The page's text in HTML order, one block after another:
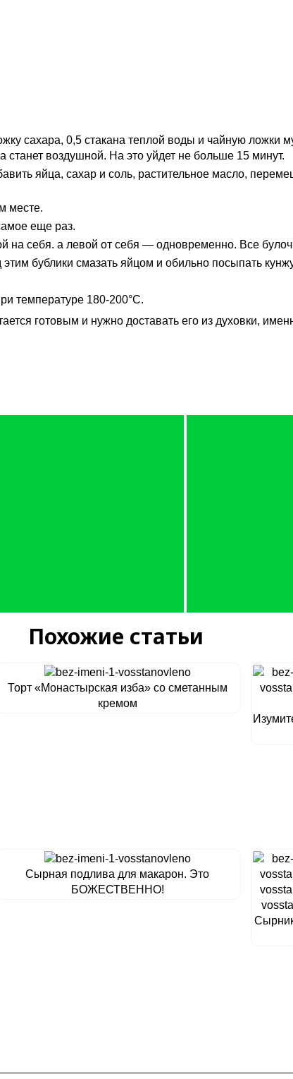
сахара, 0,5 стакана теплой воды и чайную ложки
воздушной. На это уйдет не больше 15 минут.
яйца, сахар и соль, растительное масло,
месте.
еще раз.
на себя. а левой от себя — одновременно. Все
бублики смазать яйцом и обильно посыпать
температуре 180-200°С.
готовым и нужно доставать его из духовки,
Похожие статьи
Торт «Монастырская изба» со сметанным
кремом
Сырная подлива для макарон. Это
БОЖЕСТВЕННО!